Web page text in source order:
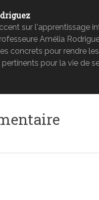
sur l'apprentissage
Amélia
concrets pour rendre
pour la vie de